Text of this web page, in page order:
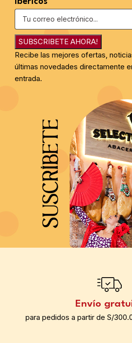
SUBSCRIBETE AHORA!
Recibe las mejores ofertas,
últimas novedades directamente
entrada.
Envío
para pedidos a partir de S/